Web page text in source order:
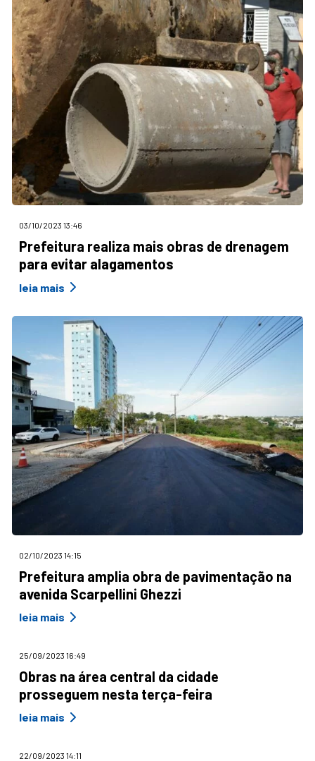
03/10/2023 13:46
Prefeitura realiza mais obras de drenagem
para evitar alagamentos
leia mais
02/10/2023 14:15
Prefeitura amplia obra de pavimentação na
avenida Scarpellini Ghezzi
leia mais
25/09/2023 16:49
Obras na área central da cidade
prosseguem nesta terça-feira
leia mais
22/09/2023 14:11